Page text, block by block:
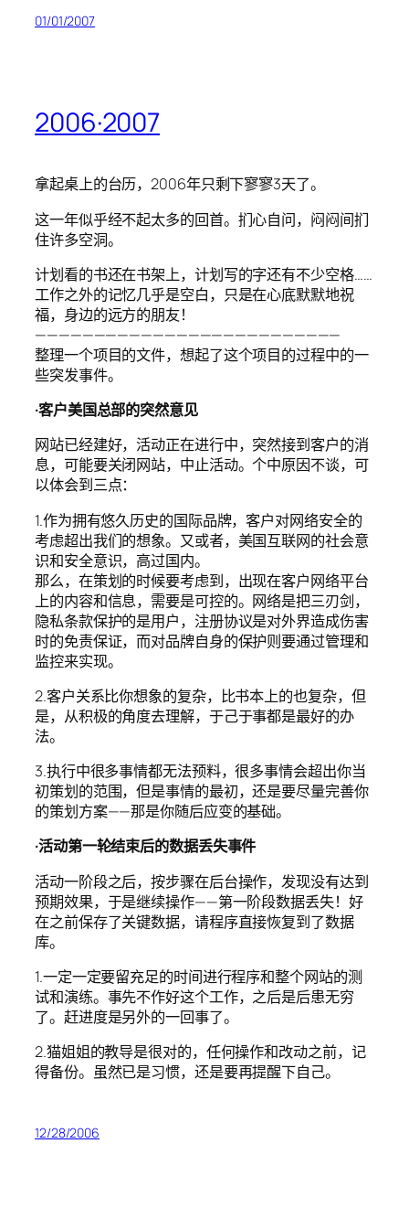
01/01/2007
2006·2007
拿起桌上的台历，2006年只剩下寥寥3天了。
这一年似乎经不起太多的回首。扪心自问，闷闷间扪
住许多空洞。
计划看的书还在书架上，计划写的字还有不少空格……
工作之外的记忆几乎是空白，只是在心底默默地祝
福，身边的远方的朋友！
——————————————————————————
整理一个项目的文件，想起了这个项目的过程中的一
些突发事件。
·客户美国总部的突然意见
网站已经建好，活动正在进行中，突然接到客户的消
息，可能要关闭网站，中止活动。个中原因不谈，可
以体会到三点：
1.作为拥有悠久历史的国际品牌，客户对网络安全的
考虑超出我们的想象。又或者，美国互联网的社会意
识和安全意识，高过国内。
那么，在策划的时候要考虑到，出现在客户网络平台
上的内容和信息，需要是可控的。网络是把三刃剑，
隐私条款保护的是用户，注册协议是对外界造成伤害
时的免责保证，而对品牌自身的保护则要通过管理和
监控来实现。
2.客户关系比你想象的复杂，比书本上的也复杂，但
是，从积极的角度去理解，于己于事都是最好的办
法。
3.执行中很多事情都无法预料，很多事情会超出你当
初策划的范围，但是事情的最初，还是要尽量完善你
的策划方案——那是你随后应变的基础。
·活动第一轮结束后的数据丢失事件
活动一阶段之后，按步骤在后台操作，发现没有达到
预期效果，于是继续操作——第一阶段数据丢失！好
在之前保存了关键数据，请程序直接恢复到了数据
库。
1.一定一定要留充足的时间进行程序和整个网站的测
试和演练。事先不作好这个工作，之后是后患无穷
了。赶进度是另外的一回事了。
2.猫姐姐的教导是很对的，任何操作和改动之前，记
得备份。虽然已是习惯，还是要再提醒下自己。
12/28/2006